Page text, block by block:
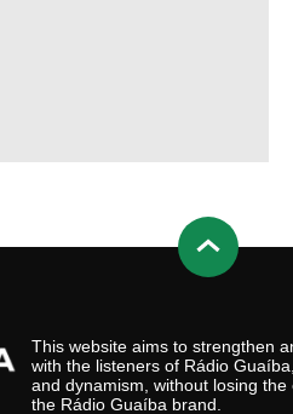
This website aims to strengthen
with the listeners of Rádio
and dynamism, without losing
the Rádio Guaíba brand.